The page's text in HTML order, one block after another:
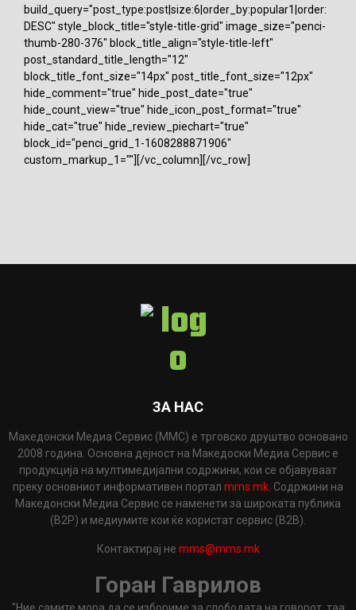
build_query="post_type:post|size:6|order_by:popular1|order:
DESC" style_block_title="style-title-grid" image_size="penci-
thumb-280-376" block_title_align="style-title-left"
post_standard_title_length="12"
block_title_font_size="14px" post_title_font_size="12px"
hide_comment="true" hide_post_date="true"
hide_count_view="true" hide_icon_post_format="true"
hide_cat="true" hide_review_piechart="true"
block_id="penci_grid_1-1608288871906"
custom_markup_1=""][/vc_column][/vc_row]
ЗА НАС
Македонски Медиа Сервис (ММС) е трговско друштво основано
2008 година. Основна дејност на Македоски Медиа Сервис е
продукција на мултимедијални содржини, кои се објавуваат
преку основниот информативен портал mms.mk . Содржини на
Македонски Медиа Сервис се наменети за широката публика
(B2P) и медиумите кои ќе користат сервис (B2B).
Контактирај не mms@mms.mk
Горан Гаврилов
"Ние самите мора да се избориме за слободата на говорот, таа